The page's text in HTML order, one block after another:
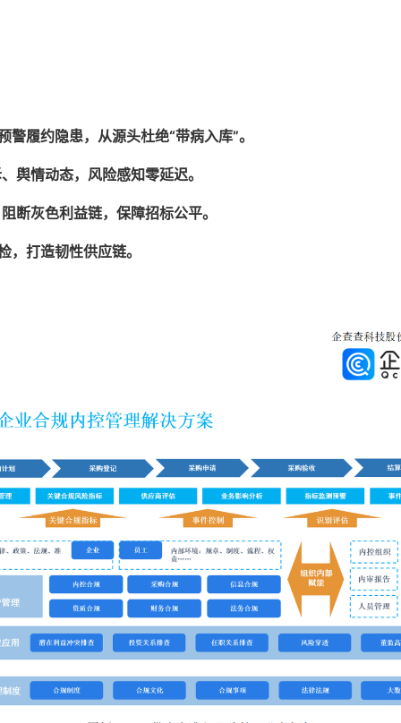
履约隐患，从源头杜绝“带病入库”。
舆情动态，风险感知零延迟。
断灰色利益链，保障招标公平。
打造韧性供应链。